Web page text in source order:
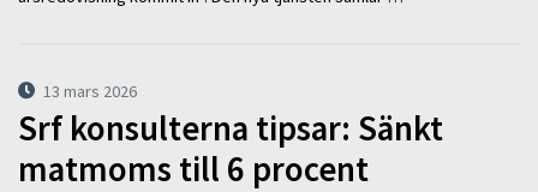
13 mars 2026
Srf konsulterna tipsar: Sänkt
matmoms till 6 procent